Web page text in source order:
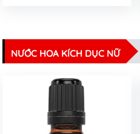
NƯỚC HOA KÍCH DỤC NỮ